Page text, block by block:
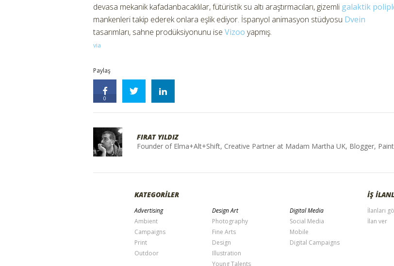
devasa mekanik kafadanbacaklılar, fütüristik su altı araştırmacıları, gizemli galaktik
mankenleri takip ederek onlara eşlik ediyor. İspanyol animasyon stüdyosu Dvein
tasarımları, sahne prodüksiyonunu ise Vizoo yapmış.
via
Paylaş
0
FIRAT YILDIZ
Founder of Elma+Alt+Shift, Creative Partner at Madam Martha UK, Blogger,
KATEGORİLER
Advertising
Ambient
Campaigns
Print
Outdoor
Design Art
Photography
Fine Arts
Design
Illustration
Young Talents
Digital Media
Social Media
Mobile
Digital Campaigns
İŞ
İlanları
İlan ver